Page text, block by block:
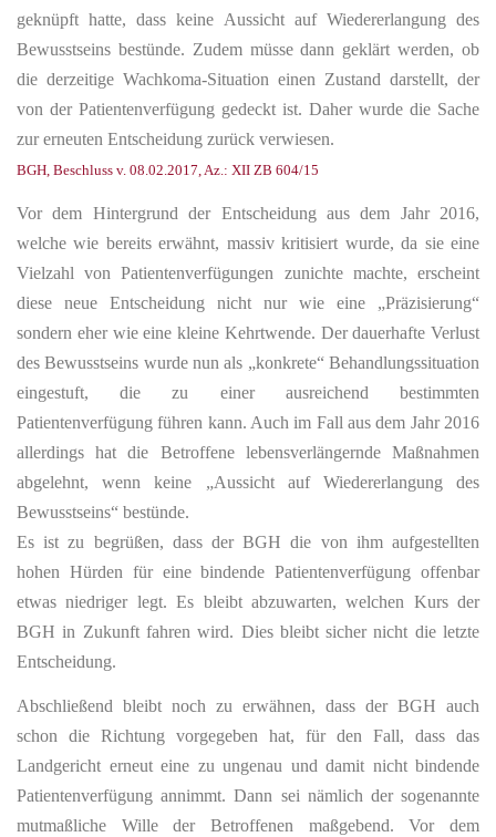
geknüpft hatte, dass keine Aussicht auf Wiedererlangung des
Bewusstseins bestünde. Zudem müsse dann geklärt werden, ob
die derzeitige Wachkoma-Situation einen Zustand darstellt, der
von der Patientenverfügung gedeckt ist. Daher wurde die Sache
zur erneuten Entscheidung zurück verwiesen.
BGH, Beschluss v. 08.02.2017, Az.: XII ZB 604/15
Vor dem Hintergrund der Entscheidung aus dem Jahr 2016,
welche wie bereits erwähnt, massiv kritisiert wurde, da sie eine
Vielzahl von Patientenverfügungen zunichte machte, erscheint
diese neue Entscheidung nicht nur wie eine „Präzisierung“
sondern eher wie eine kleine Kehrtwende. Der dauerhafte Verlust
des Bewusstseins wurde nun als „konkrete“ Behandlungssituation
eingestuft, die zu einer ausreichend bestimmten
Patientenverfügung führen kann. Auch im Fall aus dem Jahr 2016
allerdings hat die Betroffene lebensverlängernde Maßnahmen
abgelehnt, wenn keine „Aussicht auf Wiedererlangung des
Bewusstseins“ bestünde.
Es ist zu begrüßen, dass der BGH die von ihm aufgestellten
hohen Hürden für eine bindende Patientenverfügung offenbar
etwas niedriger legt. Es bleibt abzuwarten, welchen Kurs der
BGH in Zukunft fahren wird. Dies bleibt sicher nicht die letzte
Entscheidung.
Abschließend bleibt noch zu erwähnen, dass der BGH auch
schon die Richtung vorgegeben hat, für den Fall, dass das
Landgericht erneut eine zu ungenau und damit nicht bindende
Patientenverfügung annimmt. Dann sei nämlich der sogenannte
mutmaßliche Wille der Betroffenen maßgebend. Vor dem